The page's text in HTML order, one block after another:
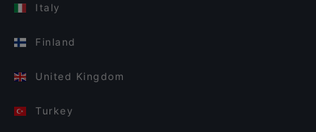
Italy
Finland
United Kingdom
Turkey